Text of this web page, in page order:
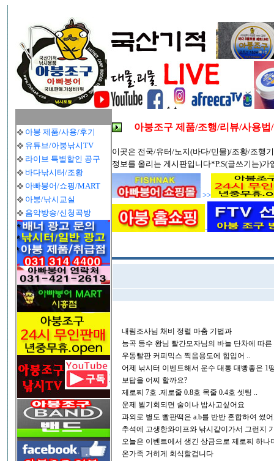
아붕 제품/사용/후기
유튜브/아붕낚시TV
라이브 특별할인 공구
바다낚시터/조황
아빠붕어/쇼핑/MART
아붕/낚시교실
음악방송/신청곡방
아붕조구 제품/조행/리뷰/사용법
이곳은 전국/유터/노지(바다/민물)/조황/조행
정보를 올리는 게시판입니다*P.S(글쓰기는)가
>>
-
내림조사님 채비 정렬 마춤 기법과
능곡 등수 왕님 빨간모자님의 바늘 단차에 따
우동빨판 커피믹스 찍음용도에 힘입어 ..
어제 낚시터 이벤트해서 운수 대통 대빵좋은 1
보답을 어찌 할까요?
제로찌 7호 .제로줄 0.8호 목줄 0.4호 셋팅 ..
운제 뵐기회되면 술이나 밥사고싶어요
과외로 별도 빨판떡은 a.b를 반반 혼합하여 썼
추석에 고생한와이프와 낚시같이가서 그런지
오늘은 이벤트에서 생긴 상금으로 제로찌 하나
온가족 거히게 회식할겁니다